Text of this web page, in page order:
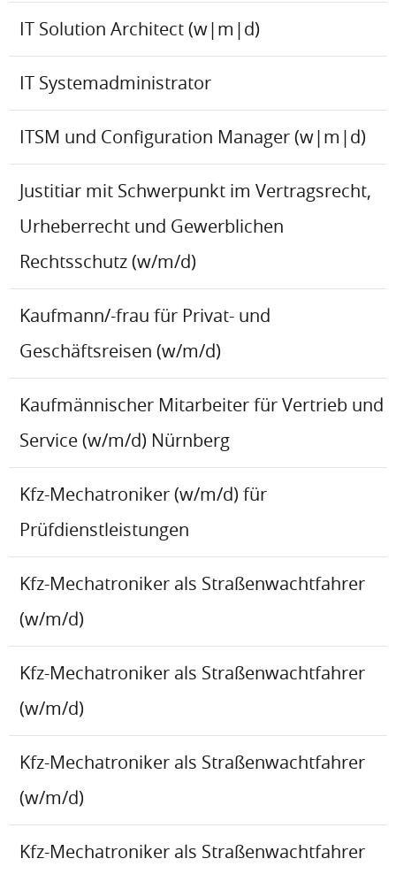
IT Solution Architect (w|m|d)
IT Systemadministrator
ITSM und Configuration Manager (w|m|d)
Justitiar mit Schwerpunkt im Vertragsrecht,
Urheberrecht und Gewerblichen
Rechtsschutz (w/m/d)
Kaufmann/-frau für Privat- und
Geschäftsreisen (w/m/d)
Kaufmännischer Mitarbeiter für Vertrieb und
Service (w/m/d) Nürnberg
Kfz-Mechatroniker (w/m/d) für
Prüfdienstleistungen
Kfz-Mechatroniker als Straßenwachtfahrer
(w/m/d)
Kfz-Mechatroniker als Straßenwachtfahrer
(w/m/d)
Kfz-Mechatroniker als Straßenwachtfahrer
(w/m/d)
Kfz-Mechatroniker als Straßenwachtfahrer